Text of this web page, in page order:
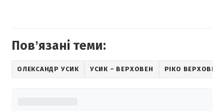
Повʼязані теми:
ОЛЕКСАНДР УСИК УСИК – ВЕРХОВЕН РІКО ВЕРХОВЕН